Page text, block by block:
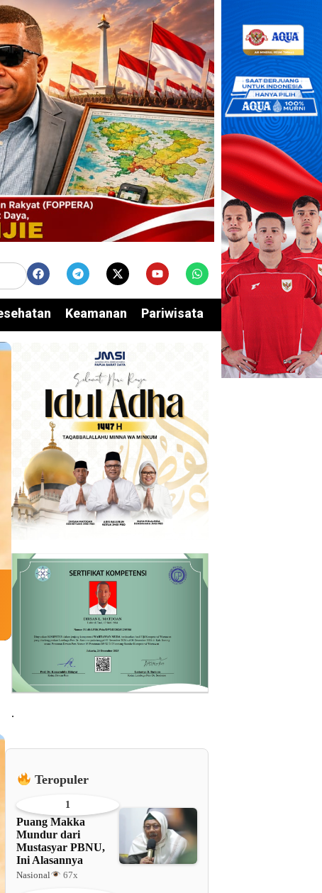
Keamanan Pariwisata Edukasi
.
Teropuler
1
Puang Makka
Mundur dari
Mustasyar PBNU,
Ini Alasannya
Nasional 67x